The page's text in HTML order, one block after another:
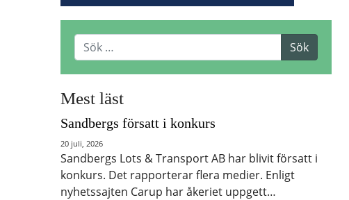
Mest läst
Sandbergs försatt i konkurs
20 juli, 2026
Sandbergs Lots & Transport AB har blivit försatt i
konkurs. Det rapporterar flera medier. Enligt
nyhetssajten Carup har åkeriet uppgett…